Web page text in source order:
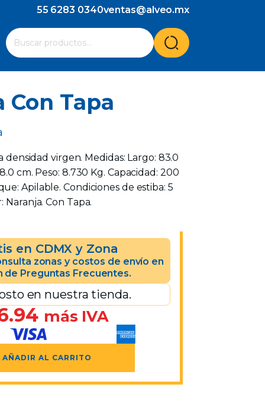
55 6283 0340ventas@alveo.mx
Buscar
por:
Cuando hay resultados autocompletados, puedes
Tapa
virgen. Medidas: Largo: 83.0
cm. Peso: 8.730 Kg. Capacidad: 200
Apilable. Condiciones de estiba: 5
Con Tapa.
en CDMX y Zona
zonas y costos de envío en
de Preguntas Frecuentes.
en nuestra tienda.
más IVA
AÑADIR AL CARRITO